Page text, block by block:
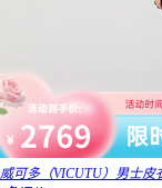
威可多（VICUTU）男士皮